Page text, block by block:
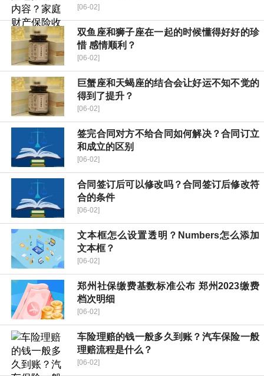
[06-02]
双鱼座和狮子座在一起的时候懂得好好的珍
惜 感情顺利？
[06-02]
巨蟹座和天蝎座的结合会让好运不知不觉的
得到了提升？
[06-02]
签完合同对方不给合同如何解决？合同订立
和成立的区别
[06-02]
合同签订后可以修改吗？合同签订后修改符
合的条件
[06-02]
文本框怎么设置透明？Numbers怎么添加
文本框？
[06-02]
郑州社保缴费基数标准公布 郑州2023缴费
档次明细
[06-02]
车险理赔的钱一般多久到账？汽车保险一般
理赔流程是什么？
[06-02]